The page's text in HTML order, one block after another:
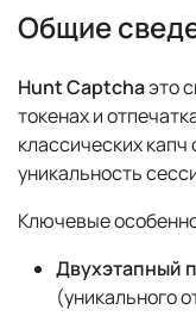
Общие
Hunt Captchaэто
токенах и
классических
уникальность
Ключевые
Двухэтапный
(уникального